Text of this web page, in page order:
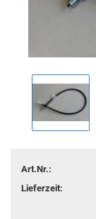
Art.Nr.:
Lieferzeit: